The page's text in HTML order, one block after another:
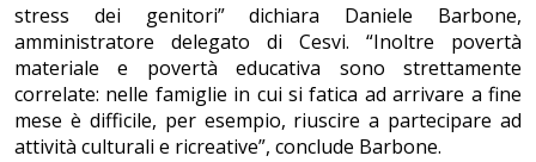
stress dei genitori” dichiara Daniele Barbone,
amministratore delegato di Cesvi. “Inoltre povertà
materiale e povertà educativa sono strettamente
correlate: nelle famiglie in cui si fatica ad arrivare a fine
mese è difficile, per esempio, riuscire a partecipare ad
attività culturali e ricreative”, conclude Barbone.